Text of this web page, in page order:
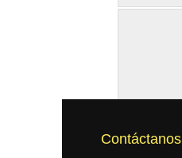
Contáctanos